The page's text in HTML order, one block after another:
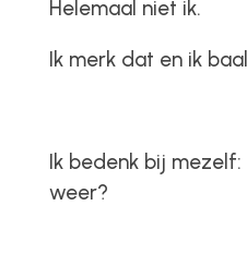
Helemaal niet ik.
Ik merk dat en ik
Ik bedenk bij
weer?